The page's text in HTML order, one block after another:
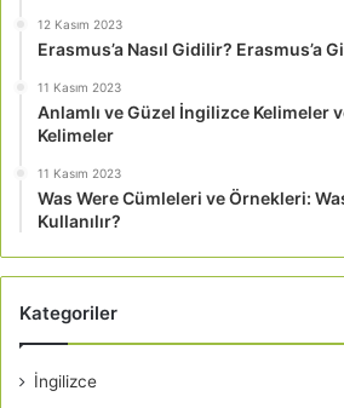
12 Kasım 2023
Erasmus’a Nasıl Gidilir? Erasmus’a
11 Kasım 2023
Anlamlı ve Güzel İngilizce Kelimeler
Kelimeler
11 Kasım 2023
Was Were Cümleleri ve Örnekleri:
Kullanılır?
Kategoriler
İngilizce